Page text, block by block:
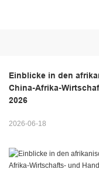
Einblicke in den
China-Afrika-
2026
2026-06-18